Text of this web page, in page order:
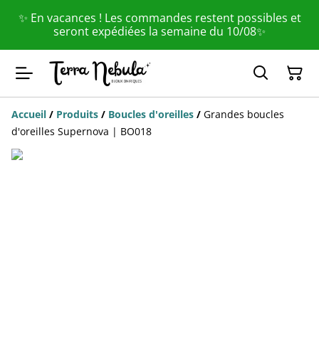
✨ En vacances ! Les commandes restent possibles et
seront expédiées la semaine du 10/08✨
Accueil / Produits / Boucles d'oreilles / Grandes boucles
d'oreilles Supernova | BO018